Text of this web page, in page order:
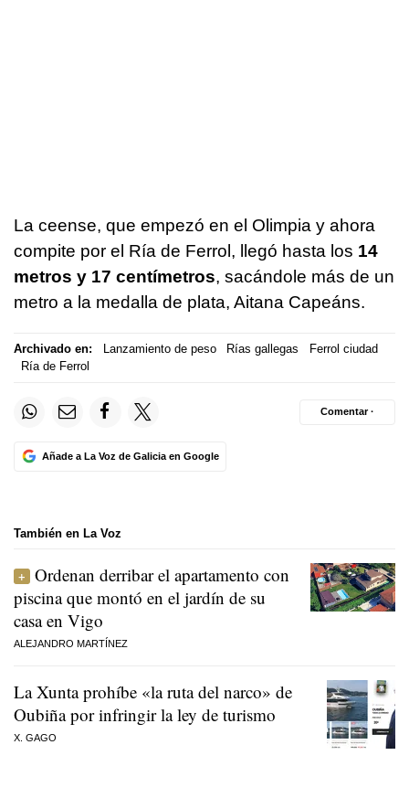
La ceense, que empezó en el Olimpia y ahora
compite por el Ría de Ferrol, llegó hasta los 14
metros y 17 centímetros, sacándole más de un
metro a la medalla de plata, Aitana Capeáns.
Archivado en: Lanzamiento de peso Rías gallegas
Ferrol ciudad
Ría de Ferrol
Añade a La Voz de Galicia en Google
Comentar ·
También en La Voz
Ordenan derribar el apartamento con
piscina que montó en el jardín de su
casa en Vigo
ALEJANDRO MARTÍNEZ
La Xunta prohíbe «la ruta del narco» de
Oubiña por infringir la ley de turismo
X. GAGO